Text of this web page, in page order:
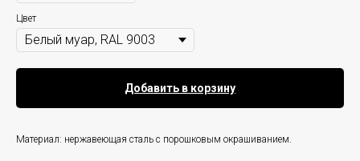
Цвет
Добавить в корзину
Материал: нержавеющая сталь с порошковым окрашиванием.